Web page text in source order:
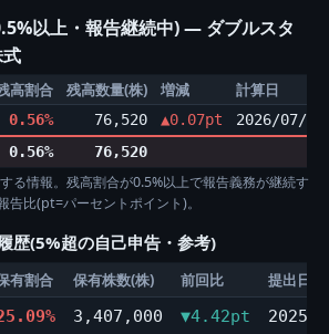
以上・報告継続中) ― ダブルスタ
高割合 残高数量(株) 増減 計算日
0.56% 76,520 ▲0.07pt
2026/07/23
0.56% 76,520
る情報。残高割合が0.5%以上で報告義務が継続す
告比(pt=パーセントポイント)。
歴(5%超の自己申告・参考)
有割合 保有株数(株) 前回比
提出日
3,407,000 ▼4.42pt
2025/